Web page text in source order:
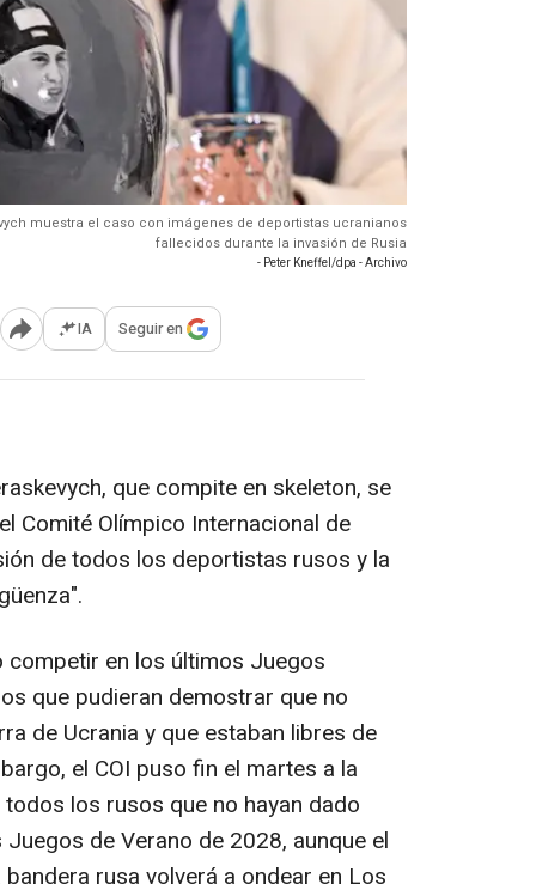
muestra el caso con imágenes de deportistas ucranianos
fallecidos durante la invasión de Rusia
- Peter Kneffel/dpa - Archivo
Abrir opciones para compartir
IA Seguir en
que compite en skeleton, se
Comité Olímpico Internacional de
de todos los deportistas rusos y la
en los últimos Juegos
que pudieran demostrar que no
de Ucrania y que estaban libres de
el COI puso fin el martes a la
los rusos que no hayan dado
de Verano de 2028, aunque el
rusa volverá a ondear en Los